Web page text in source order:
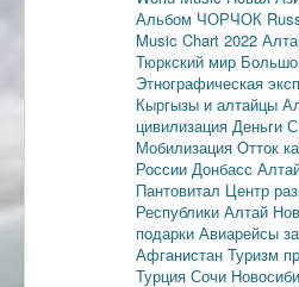
Альбом ЧОРЧОК
Music Chart 2022
Тюркский мир
Этнографическая
Кыргызы и алтайцы
цивилизация Деньги
Мобилизация Отток
России Донбасс
Пантовитал Центр
Республики Алтай
подарки Авиарейсы
Афганистан Туризм
Турция Сочи